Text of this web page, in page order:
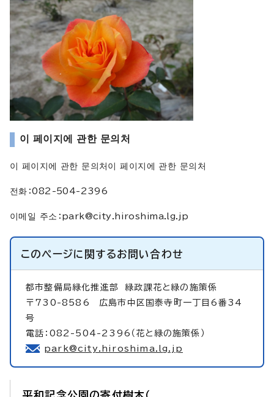
이 페이지에 관한 문의처
이 페이지에 관한 문의처이 페이지에 관한 문의처
전화：082-504-2396
이메일 주소： park@city.hiroshima.lg.jp
このページに関するお問い合わせ
都市整備局緑化推進部緑政課花と緑の施策係
〒730-8586 広島市中区国泰寺町一丁目6番34
号
電話：082-504-2396（花と緑の施策係）
park@city.hiroshima.lg.jp
平和記念公園の寄付樹木（